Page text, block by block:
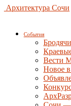
Архитектура Сочи
События
Вести
Новое в